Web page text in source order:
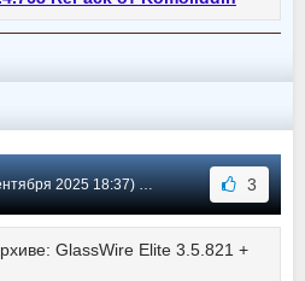
Александр (11 сентября 2025 18:37) Сообщение #736 3
GlassWire Elite 3.5.821 +